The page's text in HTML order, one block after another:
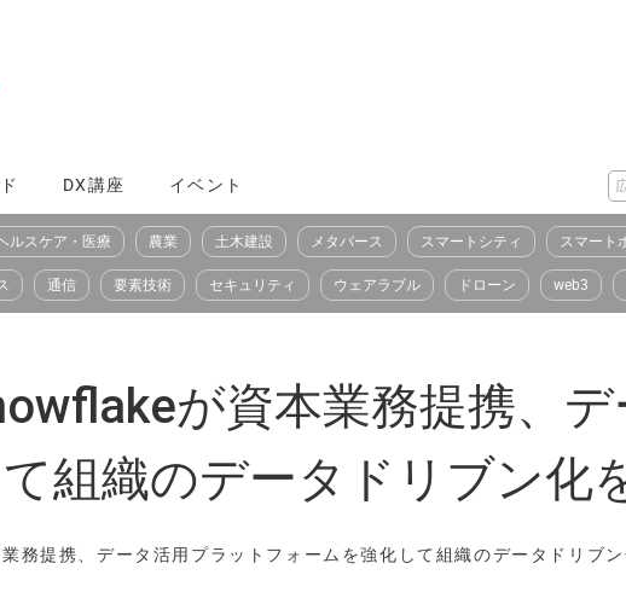
DX講座 イベント
ルスケア・医療 農業 土木建設 メタバース スマートシティ スマート
通信 要素技術 セキュリティ ウェアラブル ドローン web3
が資本業務提携、
組織のデータドリブン化
務提携、データ活用プラットフォームを強化して組織のデータドリブ